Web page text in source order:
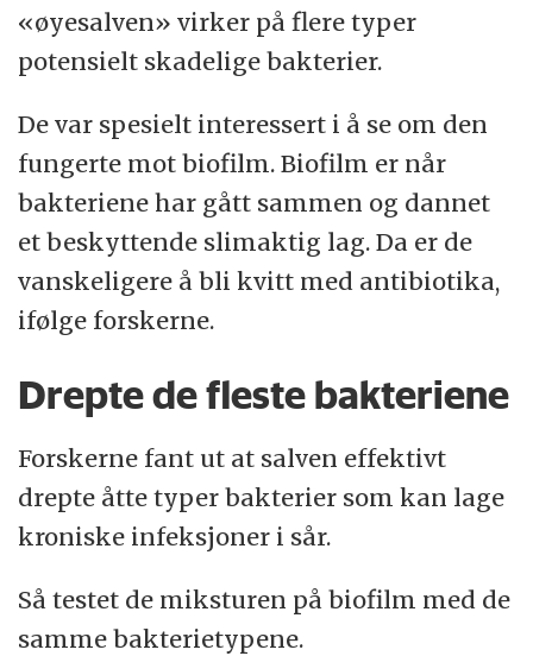
«øyesalven» virker på flere typer
potensielt skadelige bakterier.
De var spesielt interessert i å se om den
fungerte mot biofilm. Biofilm er når
bakteriene har gått sammen og dannet
et beskyttende slimaktig lag. Da er de
vanskeligere å bli kvitt med antibiotika,
ifølge forskerne.
Drepte de fleste bakteriene
Forskerne fant ut at salven effektivt
drepte åtte typer bakterier som kan lage
kroniske infeksjoner i sår.
Så testet de miksturen på biofilm med de
samme bakterietypene.